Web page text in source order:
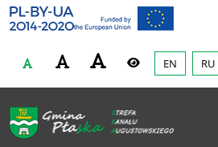
Gmina Płaska
Przejdź do głównej treśći
Czcionka Wysoki
EN RU